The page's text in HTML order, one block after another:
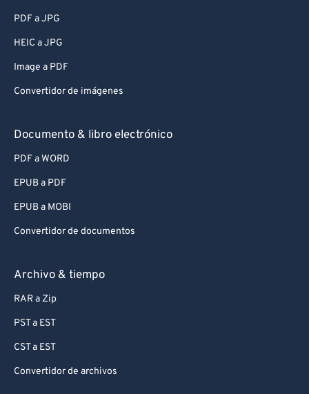
PDF a JPG
HEIC a JPG
Image a PDF
Convertidor de imágenes
Documento & libro electrónico
PDF a WORD
EPUB a PDF
EPUB a MOBI
Convertidor de documentos
Archivo & tiempo
RAR a Zip
PST a EST
CST a EST
Convertidor de archivos